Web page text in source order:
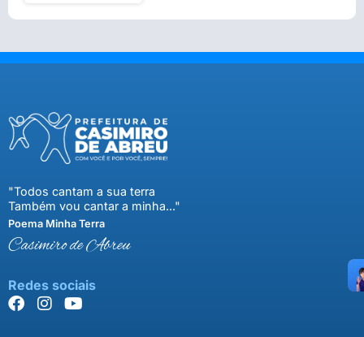
"Todos cantam a sua terra
Também vou cantar a minha..."
Poema Minha Terra
Casimiro de Abreu
Redes sociais